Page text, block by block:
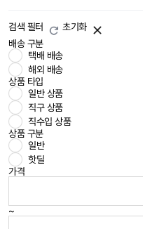
검색 필터
초기화
배송 구분
택배 배송
해외 배송
상품 타입
일반 상품
직구 상품
직수입 상품
상품 구분
일반
핫딜
가격
~